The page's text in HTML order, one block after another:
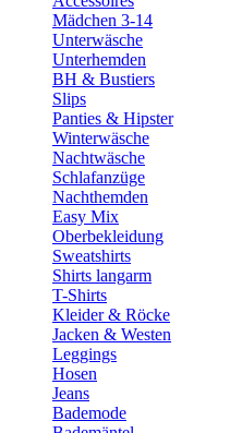
Mädchen 3-14
Unterwäsche
Unterhemden
BH & Bustiers
Slips
Panties & Hipster
Winterwäsche
Nachtwäsche
Schlafanzüge
Nachthemden
Easy Mix
Oberbekleidung
Sweatshirts
Shirts langarm
T-Shirts
Kleider & Röcke
Jacken & Westen
Leggings
Hosen
Jeans
Bademode